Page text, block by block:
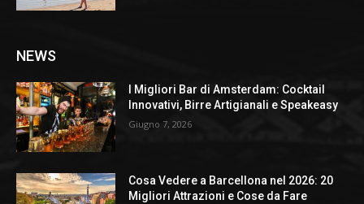
NEWS
I Migliori Bar di Amsterdam: Cocktail
Innovativi, Birre Artigianali e Speakeasy
Giugno 7, 2026
Cosa Vedere a Barcellona nel 2026: 20
Migliori Attrazioni e Cose da Fare